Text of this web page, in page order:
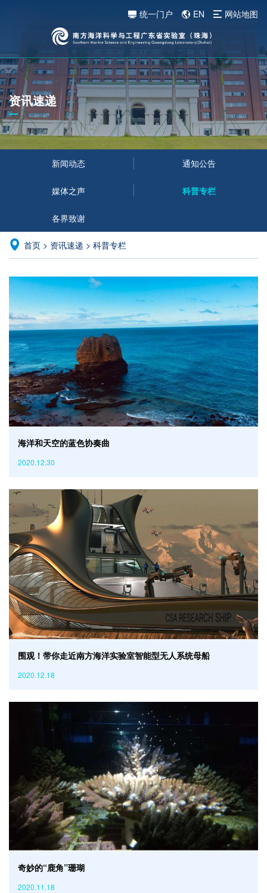
统一门户 EN 网站地图
资讯速递
新闻动态 通知公告
媒体之声 科普专栏
各界致谢
首页 > 资讯速递 > 科普专栏
海洋和天空的蓝色协奏曲
2020.12.30
围观！带你走近南方海洋实验室智能型无人系统母船
2020.12.18
奇妙的“鹿角”珊瑚
2020.11.18